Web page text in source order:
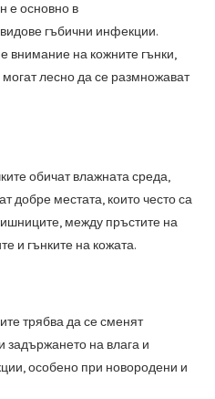
е основно в
гъбични инфекции.
внимание на кожните гънки,
могат лесно да се размножават
обичат влажната среда,
добре местата, които често са
между пръстите на
и гънките на кожата.
трябва да се сменят
задържането на влага и
особено при новородени и